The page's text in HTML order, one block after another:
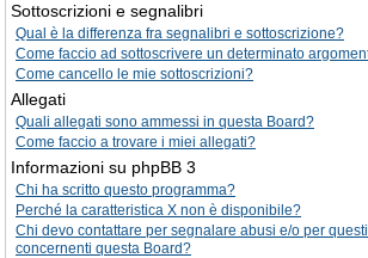
Sottoscrizioni e segnalibri
Qual è la differenza fra segnalibri e sottoscrizione?
Come faccio ad sottoscrivere un determinato
Come cancello le mie sottoscrizioni?
Allegati
Quali allegati sono ammessi in questa Board?
Come faccio a trovare i miei allegati?
Informazioni su phpBB 3
Chi ha scritto questo programma?
Perché la caratteristica X non è disponibile?
Chi devo contattare per segnalare abusi e/o per
concernenti questa Board?